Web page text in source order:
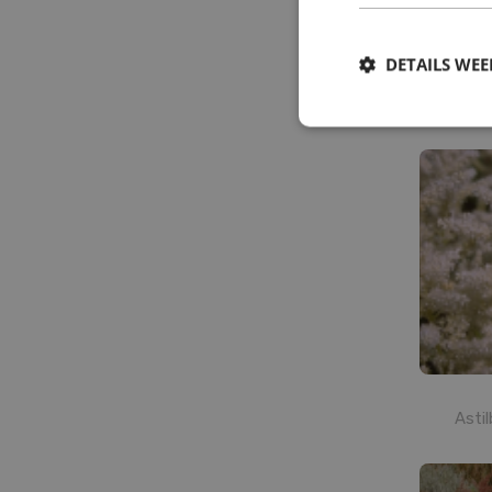
DETAILS